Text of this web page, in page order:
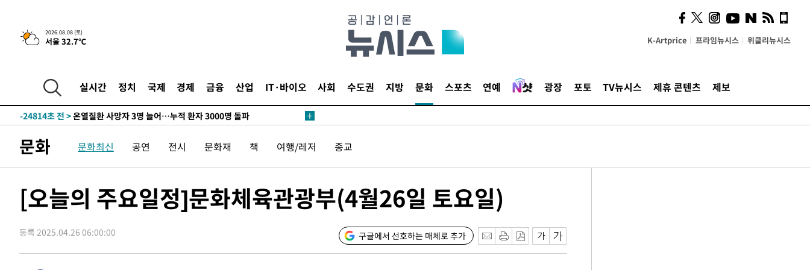
2026.08.08 (토)
서울 32.7℃ K-Artprice 프라임뉴시스 위클리뉴시스
실시간 정치 국제 경제 금융 산업 IT·바이오 사회 수도권 지방 문화 스포츠 연예 광장 포토 TV뉴시스 제휴 콘텐츠 제보
4시간 전 >[속보]뉴욕증시 상승 마감…S&P 0.6% 나스닥 1.3%↑
-26063초 전 >
[속보]이강인 "감독님이 원하는 마음 느꼈고, 많은 트로피 원해 아
틀레티코 이적"
-25845초 전 >
-24814초 전 >온열질환 사망자 3명 늘어…누적 환자 3000명 돌파
-14866초 전 >
백운산서 80년근 천종산삼 9뿌리 발견…감정가 1.3억원
-12576초 전 >선재도서 해루질 나섰다 실종 60대, 닷새 만에 숨진 채 발견
-9486초 전 >여수 오동도 해상서 모터보트 전복…1명 사망·1명 실종
주 날씨]
-2731초 전 >축구협회 "압수수색·성접대 논란 사과…쇄신의 기회로 삼겠다"
-1248초 전 >[속보]'압수수색·성접대 논란' 축구협회 "실망과 걱정 안겨드려 죄
2시간 전 >
문화 문화최신 공연 전시 문화재 책 여행/레저 종교
[오늘의 주요일정]문화체육관광부(4월26일 토요일)
등록 2025.04.26 06:00:00 구글에서 선호하는 매체로 추가